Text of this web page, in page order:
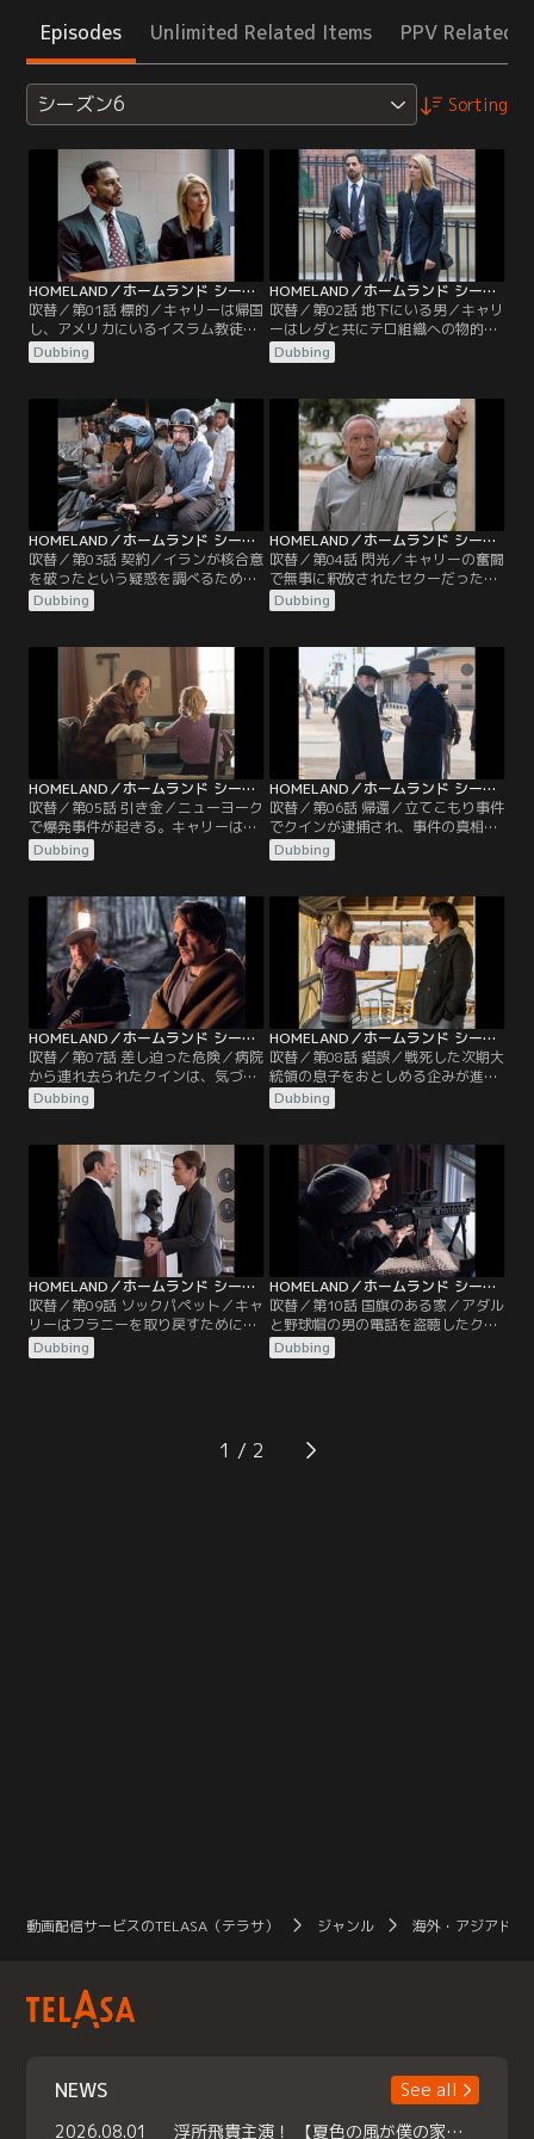
Episodes Unlimited Related Items PPV Related
シーズン6 Sorting
HOMELAND／ホームランド シーズン6 第01話／吹替
吹替／第01話 標的／キャリーは帰国
し、アメリカにいるイスラム教徒の
ために支援活動を始めていた。そこ
へキャリーにプロポーズしていたオ
ールたちは政権の引き継ぎに備え、
次期大統領に対テロ政策を説明する
が、アダルは彼女の反応に懸念を覚
える。同じ頃、イスラム教徒の青年
がテロ容疑で逮捕される。
Dubbing
HOMELAND／ホームランド シーズン6 第02話／吹替
吹替／第02話 地下にいる男／キャリ
ーはレダと共にテロ組織への物的援
助を企んだ容疑で捕まったセクーを
救うために奔走する。クインはキャ
の後遺症に悩まされ続けていた。そ
んなクインを1人にしておけないキ
ャリーは旧友に助けを求める。一
方、次期大統領と面会後、ある疑念
を抱いたソールはキャリーの元を訪
Dubbing
HOMELAND／ホームランド シーズン6 第03話／吹替
吹替／第03話 契約／イランが核合意
を破ったという疑惑を調べるため、
次期大統領から指名されたソール
は、アブダビでモサドと合流する。
と会ったキャリーは、セクーの元へ
悪い知らせを告げに行こうとしてい
た。一方、キャリーの家の地下で暮
らすクインは不穏な空気を感じ取
り、ひそかに行動を開始する。
Dubbing
HOMELAND／ホームランド シーズン6 第04話／吹替
吹替／第04話 閃光／キャリーの奮闘
で無事に釈放されたセクーだった
が、周囲からFBIの協力者になったの
ではないかと疑われてしまう。一
の疑いがあるイランに柔軟な姿勢を
取っているとすっぱ抜かれ、その背
後にアダルがいるのではないかと疑
いを持つ。同じ頃、ソールは西岸地
区で、ある旧友と再会していた。
Dubbing
HOMELAND／ホームランド シーズン6 第05話／吹替
吹替／第05話 引き金／ニューヨーク
で爆発事件が起きる。キャリーは渦
中のセクーを釈放させたことをFBI捜
査官のコンリンから責められるが、
実が潜んでいた。一方、次期大統領
のキーンは事件を受けてニューヨー
クからの避難を余儀なくされる。し
かし、彼女の思惑とは異なる方向へ
事態が発展していく。
Dubbing
HOMELAND／ホームランド シーズン6 第06話／吹替
吹替／第06話 帰還／立てこもり事件
でクインが逮捕され、事件の真相を
探ろうとするキャリーはFBI捜査官の
コンリンに協力を求める。クインが
たコンリンは謎の施設にたどり着く
が…。一方、モサドがイランの核合
意違反をでっち上げたのではと疑う
ソールは、調べを進める中で予期せ
ぬ壁にぶつかる。
Dubbing
HOMELAND／ホームランド シーズン6 第07話／吹替
吹替／第07話 差し迫った危険／病院
から連れ去られたクインは、気づく
と人里離れた湖畔の家にいた。そし
て、傍らに懐かしい女性の姿がある
はフラニーの学校から1本の電話が
入る。児童福祉局の担当者が来てい
ると聞いたキャリーは学校へ急ぐ
が…。同じ頃、ニューヨークの空港
に意外な人物の姿があった。
Dubbing
HOMELAND／ホームランド シーズン6 第08話／吹替
吹替／第08話 錯誤／戦死した次期大
統領の息子をおとしめる企みが進む
一方、亡命を望むジャバディは事態
が進展せず、いらだちを募らせてい
るのではないかと疑うソールは次期
大統領への取り次ぎを頼もうとキャ
リーの家を訪れるが…。同じ頃、湖
畔の家にかくまわれているクイン
は、ある疑いを捨て切れずにいた。
Dubbing
HOMELAND／ホームランド シーズン6 第09話／吹替
吹替／第09話 ソックパペット／キャ
リーはフラニーを取り戻すためにセ
ラピーを受けるが、ブロディとの過
去を話すことで、自身の傷が深まる
するためにアダルを呼び寄せる。ア
ダルは言葉巧みにキーンに取り入
Dubbing
HOMELAND／ホームランド シーズン6 第10話／吹替
吹替／第10話 国旗のある家／アダル
と野球帽の男の電話を盗聴したクイ
ンは、男の居場所を突き止める。そ
こで懐かしい人物と再会を果たす
フラニーとの面会を控えるキャリー
は耳を貸そうとしない。だが、そん
Dubbing
1
動画配信サービスのTELASA（テラサ） ジャンル 海外・アジアドラ
NEWS
See all
2026.08.01
浮所飛貴主演！ 【夏色の風が僕の家にやってきた】 本日よりテラサで独占配信スタート！